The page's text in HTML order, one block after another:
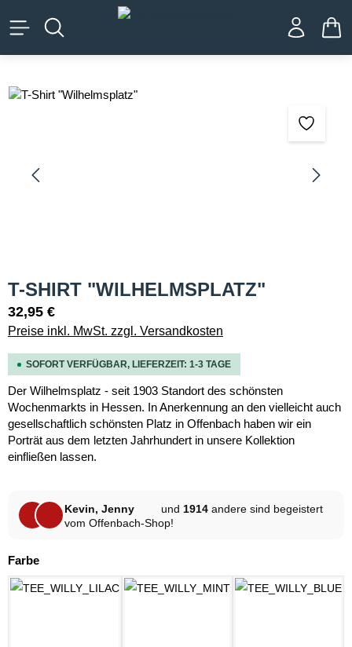
springen
Bildergalerie überspringen
T-SHIRT "WILHELMSPLATZ"
32,95 €
Preise inkl. MwSt. zzgl. Versandkosten
SOFORT VERFÜGBAR, LIEFERZEIT: 1-3 TAGE
Der Wilhelmsplatz - seit 1903 Standort des schönsten
Wochenmarkts in Hessen. In Anerkennung an den vielleicht auch
gesellschaftlich schönsten Platz in Offenbach haben wir ein
Porträt aus dem letzten Jahrhundert in unsere Kollektion
einfließen lassen.
Kevin, Jenny und 1914 andere sind begeistert
vom Offenbach-Shop!
Farbeauswählen